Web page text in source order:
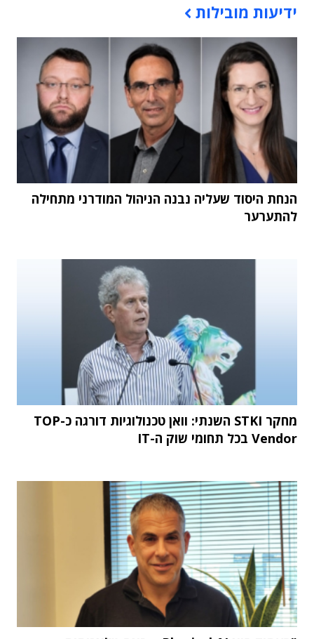
ידיעות מובילות
הנחת היסוד שעליה נבנה הניהול המודרני מתחילה
להתערער
מחקר STKI השנתי: וואן טכנולוגיות דורגה כ-TOP
Vendor בכל תחומי שוק ה-IT